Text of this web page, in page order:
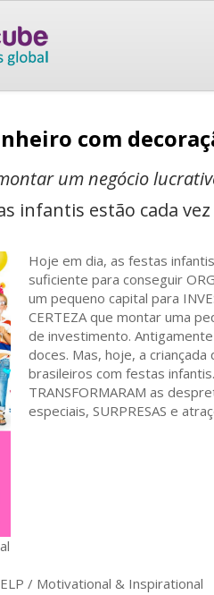
com
um negócio
infantis estão cada
Hoje em dia, as festas
suficiente para conseguir
um pequeno capital para
CERTEZA que montar uma
de investimento.
doces. Mas, hoje, a
brasileiros com festas
TRANSFORMARAM as
especiais, SURPRESAS e
/ Motivational & Inspirational